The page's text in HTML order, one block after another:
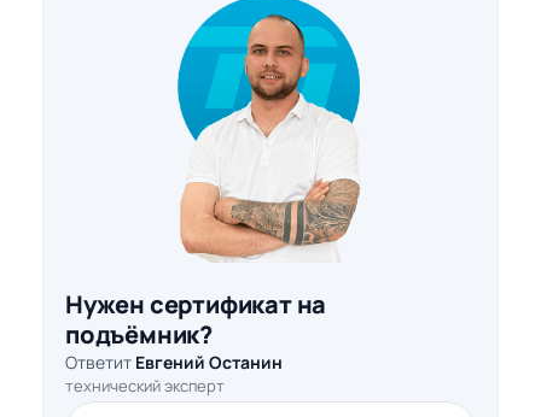
Нужен сертификат на
подъёмник?
Ответит Евгений Останин
технический эксперт